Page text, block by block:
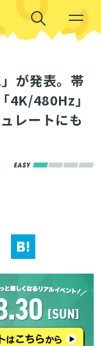
が発表。帯
4K/480Hz」
レートにも